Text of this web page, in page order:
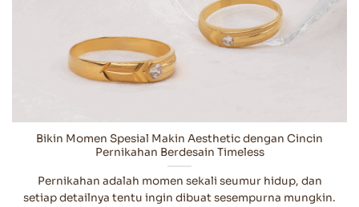
Bikin Momen Spesial Makin Aesthetic dengan Cincin
Pernikahan Berdesain Timeless
Pernikahan adalah momen sekali seumur hidup, dan
setiap detailnya tentu ingin dibuat sesempurna mungkin.